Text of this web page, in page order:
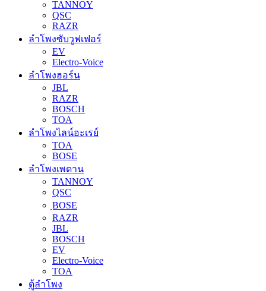
TANNOY
QSC
RAZR
ลำโพงซับวูฟเฟอร์
EV
Electro-Voice
ลำโพงฮอร์น
JBL
RAZR
BOSCH
TOA
ลำโพงไลน์อะเรย์
TOA
BOSE
ลำโพงเพดาน
TANNOY
QSC
ฺBOSE
RAZR
JBL
BOSCH
EV
Electro-Voice
TOA
ตู้ลำโพง